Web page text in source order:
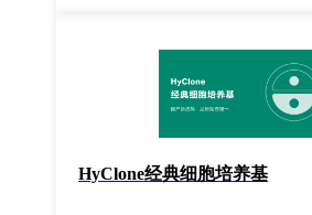
HyClone经典细胞培养基